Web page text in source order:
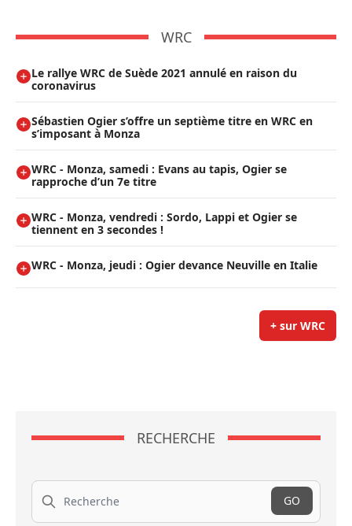
WRC
Le rallye WRC de Suède 2021 annulé en raison du
coronavirus
Sébastien Ogier s’offre un septième titre en WRC en
s’imposant à Monza
WRC - Monza, samedi : Evans au tapis, Ogier se
rapproche d’un 7e titre
WRC - Monza, vendredi : Sordo, Lappi et Ogier se
tiennent en 3 secondes !
WRC - Monza, jeudi : Ogier devance Neuville en Italie
+ sur WRC
RECHERCHE
Recherche
GO